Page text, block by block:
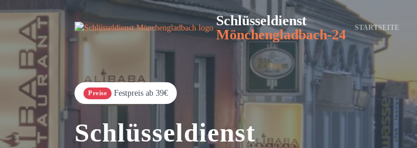
Schlüsseldienst
Mönchengladbach-24
STARTSEITE
Preise Festpreis ab 39€
Schlüsseldienst